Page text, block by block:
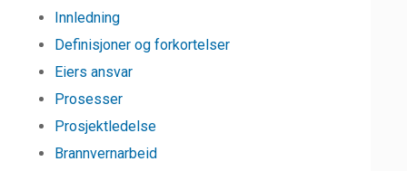
Innledning
Definisjoner og forkortelser
Eiers ansvar
Prosesser
Prosjektledelse
Brannvernarbeid